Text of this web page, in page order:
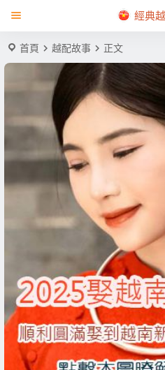
經典
首頁 越配故事 正文